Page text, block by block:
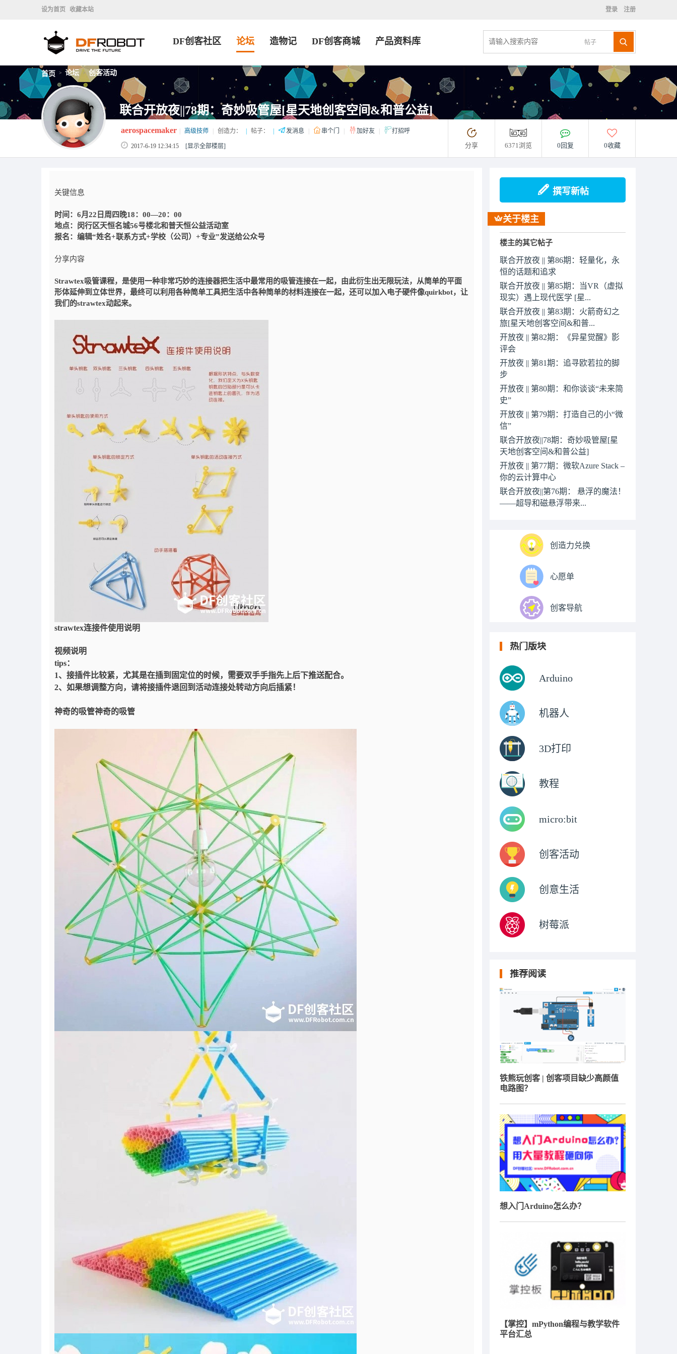
设为首页 收藏本站 登录 注册
帖子
DF创客社区 论坛 造物记 DF创客商城 产品资料库
首页 > 论坛 > 创客活动
联合开放夜||78期：奇妙吸管屋[星天地创客空间&和普公益]
aerospacemaker 高级技师 创造力： 帖子： 发消息 串个门 加好友 打招呼
2017-6-19 12:34:15 [显示全部楼层] 分享 6371浏览 0回复 0收藏
关键信息
时间： 6月22日周四晚18：00—20：00
地点： 闵行区天恒名城56号楼北和普天恒公益活动室
报名： 编辑“姓名+联系方式+学校（公司）+专业”发送给公众号
分享内容
Strawtex吸管课程，是使用一种非常巧妙的连接器把生活中最常用的吸管连接在一起，由此衍生出无限玩法，从简单的平面
形体延伸到立体世界，最终可以利用各种简单工具把生活中各种简单的材料连接在一起，还可以加入电子硬件像quirkbot，让
我们的strawtex动起来。
strawtex连接件使用说明
视频说明
tips：
1、接插件比较紧，尤其是在插到固定位的时候，需要双手手指先上后下推送配合。
2、如果想调整方向，请将接插件退回到活动连接处转动方向后插紧！
神奇的吸管神奇的吸管
撰写新帖
关于楼主
楼主的其它帖子
联合开放夜 || 第86期：轻量化，永
恒的话题和追求
联合开放夜 || 第85期：当VR（虚拟
现实）遇上现代医学 [星...
联合开放夜 || 第83期：火箭奇幻之
旅[星天地创客空间&和普...
开放夜 || 第82期：《异星觉醒》影
评会
开放夜 || 第81期：追寻欧若拉的脚
步
开放夜 || 第80期：和你谈谈“未来简
史”
开放夜 || 第79期：打造自己的小“微
信”
联合开放夜||78期：奇妙吸管屋[星
天地创客空间&和普公益]
开放夜 || 第77期：微软Azure Stack –
你的云计算中心
联合开放夜||第76期： 悬浮的魔法！
——超导和磁悬浮带来...
创造力兑换
心愿单
创客导航
热门版块
Arduino
机器人
3D打印
教程
micro:bit
创客活动
创意生活
树莓派
推荐阅读
铁熊玩创客 | 创客项目缺少高颜值
电路图？
想入门Arduino怎么办？
【掌控】mPython编程与教学软件
平台汇总